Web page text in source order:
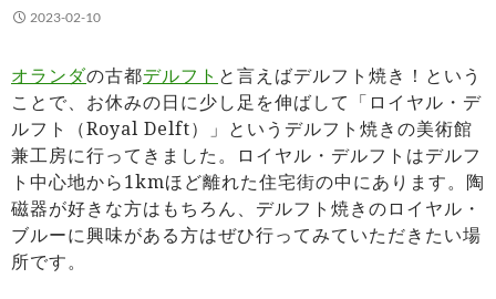
2023-02-10
オランダの古都デルフト と言えばデルフト焼き！という
ことで、お休みの日に少し足を伸ばして「ロイヤル・デ
ルフト（Royal Delft）」というデルフト焼きの美術館
兼工房に行ってきました。ロイヤル・デルフトはデルフ
ト中心地から1kmほど離れた住宅街の中にあります。陶
磁器が好きな方はもちろん、デルフト焼きのロイヤル・
ブルーに興味がある方はぜひ行ってみていただきたい場
所です。